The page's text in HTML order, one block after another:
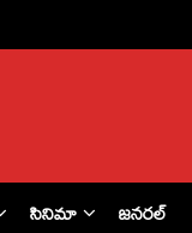
సినిమా జనరల్